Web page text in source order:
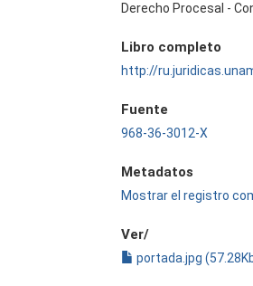
Derecho Procesal -
Libro completo
http://
Fuente
968-36-3012-X
Metadatos
Mostrar el registro
Ver/
portada.jpg